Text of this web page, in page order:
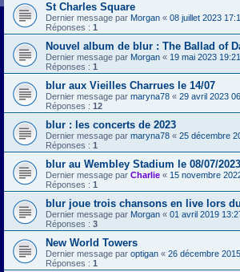
St Charles Square
Dernier message par Morgan « 08 juillet 2023
Réponses : 1
Nouvel album de blur : The Ballad of
Dernier message par Morgan « 19 mai 2023 19:21
Réponses : 1
blur aux Vieilles Charrues le 14/07
Dernier message par maryna78 « 29 avril 2023
Réponses : 12
blur : les concerts de 2023
Dernier message par maryna78 « 25 décembre
Réponses : 1
blur au Wembley Stadium le 08/07/2023
Dernier message par Charlie « 15 novembre
Réponses : 1
blur joue trois chansons en live lors
Dernier message par Morgan « 01 avril 2019
Réponses : 3
New World Towers
Dernier message par optigan « 26 décembre
Réponses : 1